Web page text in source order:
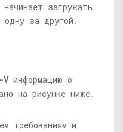
загружать
одну за другой.
Vинформацию о
на рисунке ниже.
требованиям и